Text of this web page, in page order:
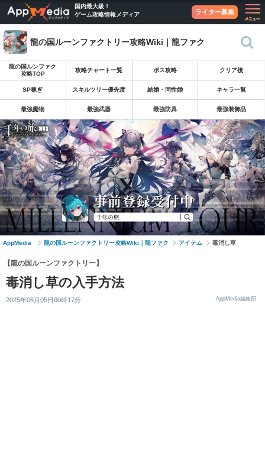
国内最大級！
ゲーム攻略情報メディア
ライター募集
龍の国ルーンファクトリー攻略Wiki｜龍ファク
龍の国ルンファク
攻略TOP
攻略チャート一覧 ボス攻略 クリア後
SP稼ぎ スキルツリー優先度 結婚・同性婚 キャラ一覧
最強魔物 最強武器 最強防具 最強装飾品
AppMedia 龍の国ルーンファクトリー攻略Wiki｜龍ファク アイテム 毒消し草
【龍の国ルーンファクトリー】
毒消し草の入手方法
2025年06月05日00時17分 AppMedia編集部